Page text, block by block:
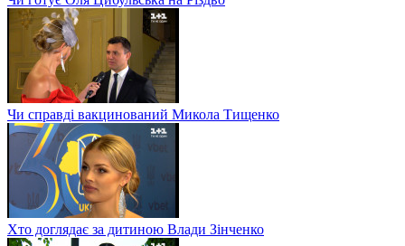
Чи справді вакцинований Микола Тищенко
Хто доглядає за дитиною Влади Зінченко